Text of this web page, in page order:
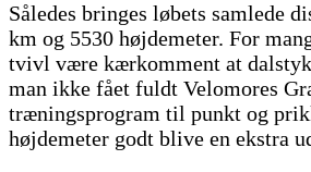
Således bringes løbets samlede
km og 5530 højdemeter. For
tvivl være kærkomment at
man ikke fået fuldt Velomores
træningsprogram til punkt og
højdemeter godt blive en ekstra